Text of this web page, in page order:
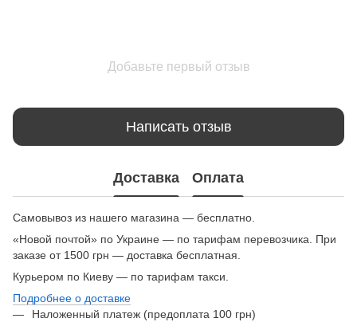
Добавьте первый отзыв
Написать отзыв
Доставка Оплата
Самовывоз из нашего магазина — бесплатно.
«Новой почтой» по Украине — по тарифам перевозчика. При
заказе от 1500 грн — доставка бесплатная.
Курьером по Киеву — по тарифам такси.
Подробнее о доставке
Наложенный платеж (предоплата 100 грн)